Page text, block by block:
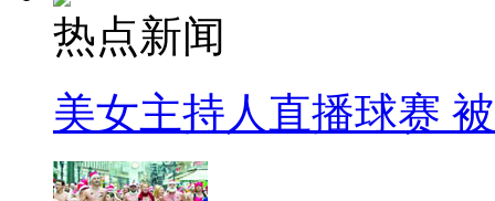
热点新闻
美女主持人直播球赛